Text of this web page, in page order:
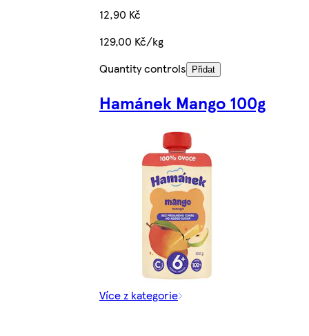
12,90 Kč
129,00 Kč/kg
Quantity controls
Přidat
Hamánek Mango 100g
Více z kategorie